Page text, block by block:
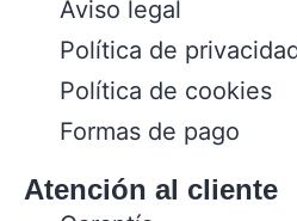
Aviso legal
Política de
Política de cookies
Formas de pago
Atención al cliente